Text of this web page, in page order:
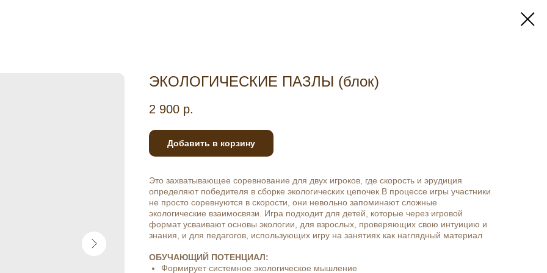
ЭКОЛОГИЧЕСКИЕ ПАЗЛЫ (блок)
2 900 р.
Добавить в корзину
Это захватывающее соревнование для двух игроков, где скорость и эрудиция
определяют победителя в сборке экологических цепочек.В процессе игры участники
не просто соревнуются в скорости, они невольно запоминают сложные
экологические взаимосвязи. Игра подходит для детей, которые через игровой
формат усваивают основы экологии, для взрослых, проверяющих свою интуицию и
знания, и для педагогов, использующих игру на занятиях как наглядный материал
ОБУЧАЮЩИЙ ПОТЕНЦИАЛ:
Формирует системное экологическое мышление